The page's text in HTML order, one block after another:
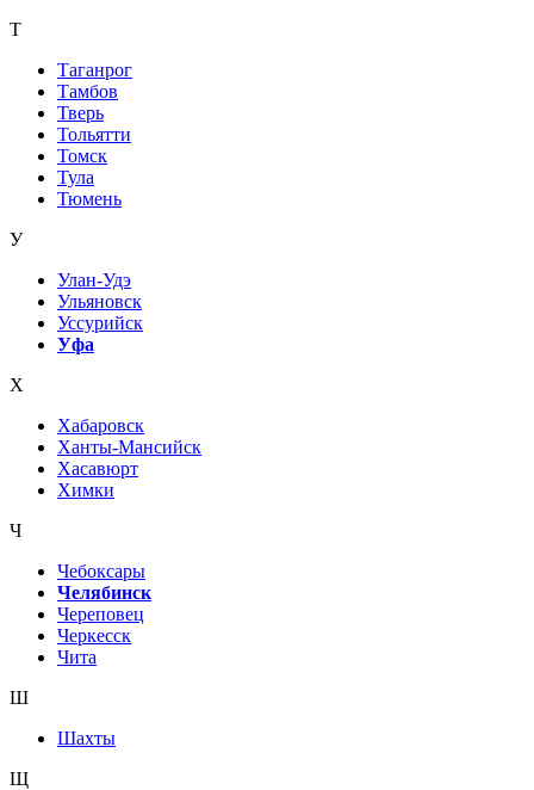
Т
Таганрог
Тамбов
Тверь
Тольятти
Томск
Тула
Тюмень
У
Улан-Удэ
Ульяновск
Уссурийск
Уфа
Х
Хабаровск
Ханты-Мансийск
Хасавюрт
Химки
Ч
Чебоксары
Челябинск
Череповец
Черкесск
Чита
Ш
Шахты
Щ